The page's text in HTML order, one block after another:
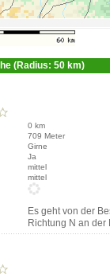
(Radius: 50 km)
0 km
709 Meter
Girne
Ja
mittel
mittel
Es geht von der
Richtung N an der